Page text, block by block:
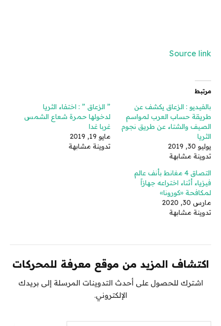
Source link
مرتبط
بالفيديو : الزعاق يكشف عن
طريقة حساب العرب لمواسم
الصيف والشتاء عن طريق نجوم
الثريا
يوليو 30, 2019
تدوينة مشابهة
” الزعاق ” : اختفاء الثريا
لدخولها حمرة شعاع الشمس
غربا غدا
مايو 19, 2019
تدوينة مشابهة
التصاق 4 مغانط بأنف عالم
فيزياء أثناء اختراعه جهازاً
لمكافحة «كورونا»
مارس 30, 2020
تدوينة مشابهة
اكتشاف المزيد من موقع معرفة للمحركات
اشترك للحصول على أحدث التدوينات المرسلة إلى بريدك
الإلكتروني.
كتابة بريدك الإلكتروني...